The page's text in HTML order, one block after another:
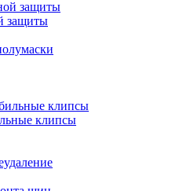
защиты
клипсы